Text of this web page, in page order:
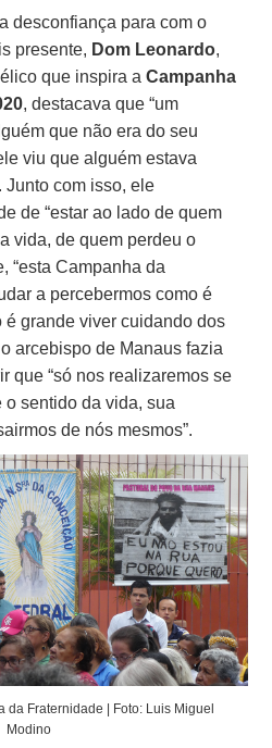
desconfiança para com o
presente, Dom Leonardo,
que inspira aCampanha
, destacava que “um
que não era do seu
viu que alguém estava
Junto com isso, ele
de “estar ao lado de quem
vida, de quem perdeu o
“esta Campanha da
a percebermos como é
é grande viver cuidando dos
arcebispo de Manaus fazia
que “só nos realizaremos se
o sentido da vida, sua
de nós mesmos”.
da Fraternidade | Foto: Luis Miguel
Modino